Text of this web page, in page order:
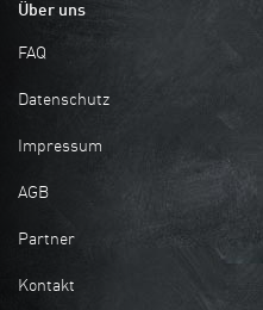
Über uns
FAQ
Datenschutz
Impressum
AGB
Partner
Kontakt